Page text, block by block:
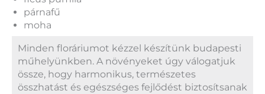
párnafű
moha
Minden floráriumot kézzel készítünk budapesti
műhelyünkben. A növényeket úgy válogatjuk
össze, hogy harmonikus, természetes
összhatást és egészséges fejlődést biztosítsanak